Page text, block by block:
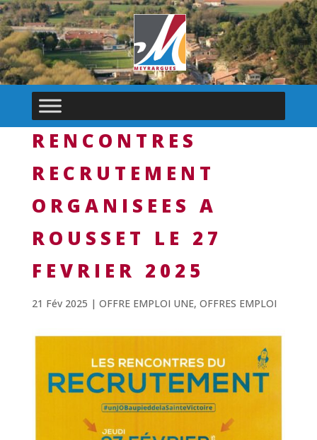
RENCONTRES
RECRUTEMENT
ORGANISEES A
ROUSSET LE 27
FEVRIER 2025
21 Fév 2025 | OFFRE EMPLOI UNE, OFFRES EMPLOI